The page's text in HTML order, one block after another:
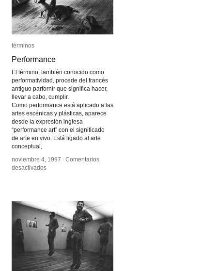
términos
Performance
El término, también conocido como
performatividad, procede del francés
antiguo parfornir que significa hacer,
llevar a cabo, cumplir.
Como performance está aplicado a las
artes escénicas y plásticas, aparece
desde la expresión inglesa
“performance art” con el significado
de arte en vivo. Está ligado al arte
conceptual,
noviembre 4, 1997 / Comentarios
desactivadosen
términos
Performance
noviembre 4, 1997 / Comentarios
desactivadosen